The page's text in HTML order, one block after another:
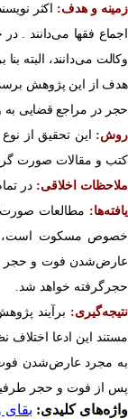
زمینه و هدف: اکثر
هدف از این پژوهش
حجر در مراجع قضایی به
روش: این تحقیق از
کتب و مقالات صورت
ملاحظات اخلاقی: در
یافته‌ها: مطالعات
خصوص مسکوت است،
عارض‌شدن فوت و حجر
حجرگرفته خواهد شد.
نتیجه‌گیری: برآیند
مستند این ادعا
به مجرد عارض‌شدن فوت
پس از فوت و حجر
واژه‌های کلیدی: بقای